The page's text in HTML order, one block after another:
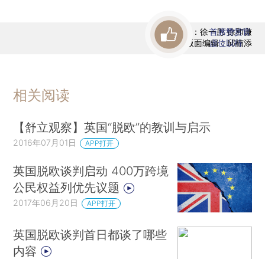
责任编辑：徐一彤 徐和谦
版面编辑：邱楠添
首席赞赏官
虚位以待
相关阅读
【舒立观察】英国“脱欧”的教训与启示
2016年07月01日 APP打开
英国脱欧谈判启动 400万跨境
公民权益列优先议题
2017年06月20日 APP打开
英国脱欧谈判首日都谈了哪些
内容